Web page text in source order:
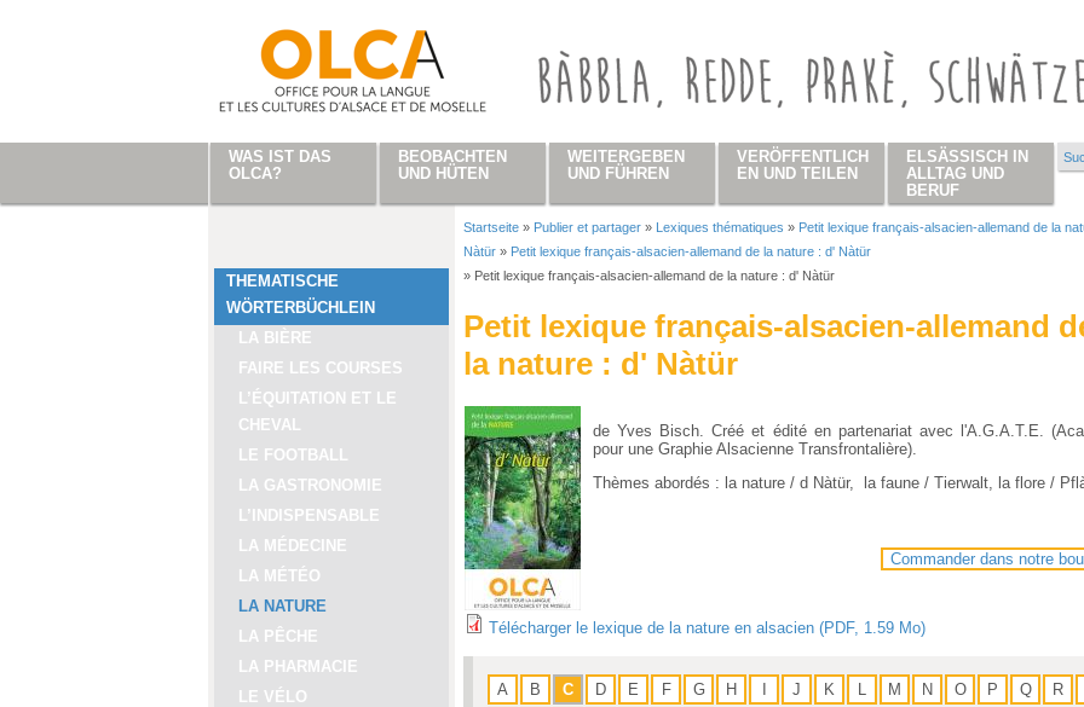
THEMATISCHE
WÖRTERBÜCHLEIN
LA BIÈRE
FAIRE LES COURSES
L’ÉQUITATION ET LE
CHEVAL
LE FOOTBALL
LA GASTRONOMIE
L’INDISPENSABLE
LA MÉDECINE
LA MÉTÉO
LA NATURE
LA PÊCHE
LA PHARMACIE
LE VÉLO
Sie sind hier
Startseite » Publier et partager » Lexiques thématiques » Petit lexique français-alsacien-allemand de la
Nàtür » Petit lexique français-alsacien-allemand de la nature : d' Nàtür
» Petit lexique français-alsacien-allemand de la nature : d' Nàtür
Petit lexique français-alsacien-allemand
la nature : d' Nàtür
de Yves Bisch. Créé et édité en partenariat avec l'A.G.A.T.E.
pour une Graphie Alsacienne Transfrontalière).
Thèmes abordés : la nature / d Nàtür, la faune / Tierwalt, la flore /
Commander dans notre
Télécharger le lexique de la nature en alsacien (PDF, 1.59 Mo)
A B C D E F G H J K M N O P Q R
WAS IST DAS
OLCA?
BEOBACHTEN
UND HÜTEN
WEITERGEBEN
UND FÜHREN
VERÖFFENTLICH
EN UND TEILEN
ELSÄSSISCH IN
ALLTAG UND
BERUF